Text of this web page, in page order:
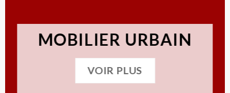
MOBILIER URBAIN
VOIR PLUS